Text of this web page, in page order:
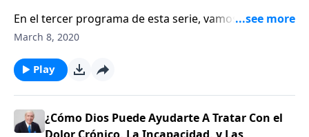
En el tercer programa de esta serie, vamos a ver lo
que la Biblia enseña acerca de la pregunta: "¿Por qué
razones, incluyendo la difícil enseñanza de que Dios
algunas veces sus planes para nosotros es el sufrir.
Michael Easley tratan con el problema del sufrimiento
March 8, 2020
Play
¿Cómo Dios Puede Ayudarte A Tratar Con el